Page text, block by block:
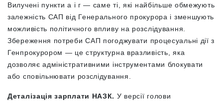
Вилучені пункти а і г — саме ті, які найбільше обмежують
залежність САП від Генерального прокурора і зменшують
можливість політичного впливу на розслідування.
Збереження потреби САП погоджувати процесуальні дії з
Генпрокурором — це структурна вразливість, яка
дозволяє адміністративними інструментами блокувати
або сповільнювати розслідування.
Деталізація зарплати НАЗК. У версії голови